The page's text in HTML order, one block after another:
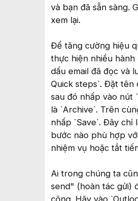
và bạn đã sẵn sàng.
xem lại.
Để tăng cường hiệu
thực hiện nhiều
dấu email đã đọc và
Quick steps`. Đặt tên
sau đó nhấp vào nút
là `Archive`. Trên
nhấp `Save`. Đây
bước nào phù hợp
nhiệm vụ hoặc tắt
Ai trong chúng ta
send" (hoàn tác gửi)
công. Hãy vào